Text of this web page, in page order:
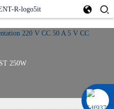
0086 13322920697
250W